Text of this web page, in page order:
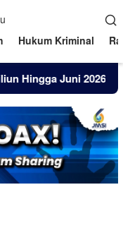
Hukum Kriminal
Juni 2026